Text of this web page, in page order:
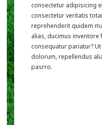
consectetur adipisicing
consectetur veritatis
reprehenderit quidem
alias, ducimus inventore
consequatur pariatur? Ut
dolorum, repellendus
pasrro.